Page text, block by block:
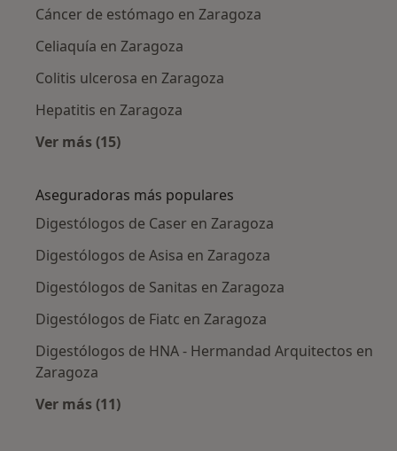
Cáncer de estómago en Zaragoza
Celiaquía en Zaragoza
Colitis ulcerosa en Zaragoza
Hepatitis en Zaragoza
Ver más (15)
Aseguradoras más populares
Digestólogos de Caser en Zaragoza
Digestólogos de Asisa en Zaragoza
Digestólogos de Sanitas en Zaragoza
Digestólogos de Fiatc en Zaragoza
Digestólogos de HNA - Hermandad Arquitectos en
Zaragoza
Ver más (11)